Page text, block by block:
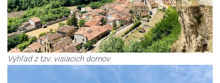
Výhľad z tzv. visiacich domov